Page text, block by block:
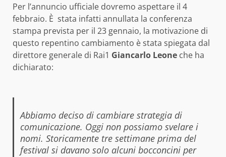
Per l’annuncio ufficiale dovremo aspettare il 4
febbraio. È stata infatti annullata la conferenza
stampa prevista per il 23 gennaio, la motivazione di
questo repentino cambiamento è stata spiegata dal
direttore generale di Rai1 Giancarlo Leone che ha
dichiarato:
Abbiamo deciso di cambiare strategia di
comunicazione. Oggi non possiamo svelare i
nomi. Storicamente tre settimane prima del
festival si davano solo alcuni bocconcini per